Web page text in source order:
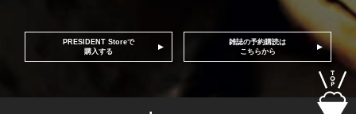
PRESIDENT Storeで
購入する
雑誌の予約購読は
こちらから